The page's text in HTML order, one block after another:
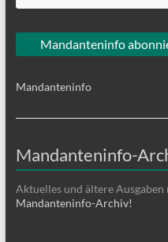
Mandanteninfo
Mandanteninfo-
Aktuelles und ältere Ausgaben
Mandanteninfo-Archiv!